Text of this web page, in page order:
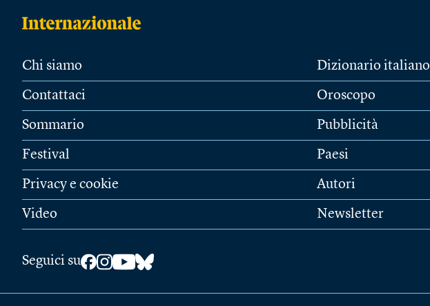
Chi siamo
Contattaci
Sommario
Festival
Privacy e cookie
Video
Dizionario italiano
Oroscopo
Pubblicità
Paesi
Autori
Newsletter
Seguici su